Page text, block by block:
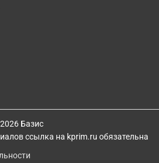
Базис
ссылка на kprim.ru обязательна